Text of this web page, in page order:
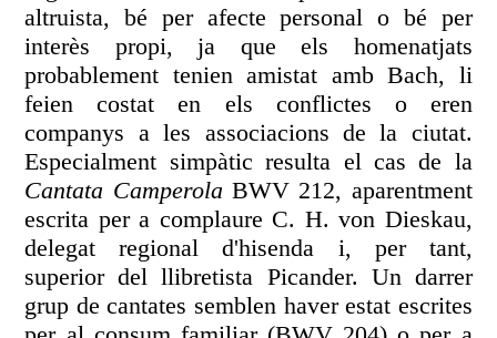
altruista, bé per afecte personal o bé per
interès propi, ja que els homenatjats
probablement tenien amistat amb Bach, li
feien costat en els conflictes o eren
companys a les associacions de la ciutat.
Especialment simpàtic resulta el cas de la
Cantata Camperola BWV 212, aparentment
escrita per a complaure C. H. von Dieskau,
delegat regional d'hisenda i, per tant,
superior del llibretista Picander. Un darrer
grup de cantates semblen haver estat escrites